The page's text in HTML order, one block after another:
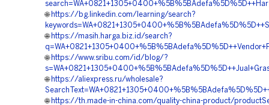
🌐 https://bg.linkedin.com/learning/search?
🌐 https://masih.harga.biz.id/search?
🌐 https://www.sribu.com/id/blog/?
🌐 https://aliexpress.ru/wholesale?
🌐 https://th.made-in-china.com/quality-china-product/